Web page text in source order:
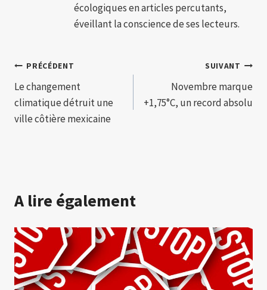
écologiques en articles percutants,
éveillant la conscience de ses lecteurs.
Navigation
de
l’article
PRÉCÉDENT
Le changement
climatique détruit une
ville côtière mexicaine
SUIVANT
Novembre marque
+1,75°C, un record absolu
A lire également